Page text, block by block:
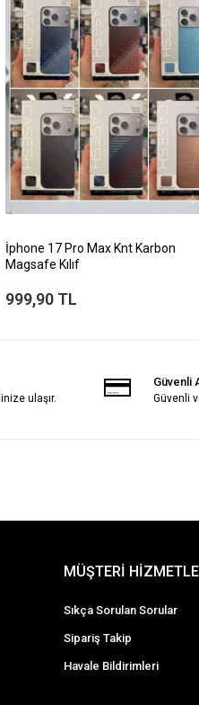
İphone 17 Pro Max Knt Karbon
Magsafe Kılıf
999,90 TL
ulaşır.
Güvenli
Güvenli
MÜŞTERİ
Sıkça Sorulan Sorular
Sipariş Takip
Havale Bildirimleri